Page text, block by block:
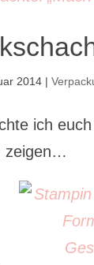
2014 |
ich
zeigen…